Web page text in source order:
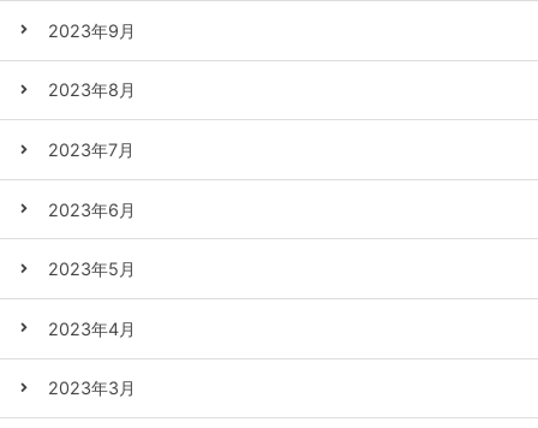
2023年9月
2023年8月
2023年7月
2023年6月
2023年5月
2023年4月
2023年3月